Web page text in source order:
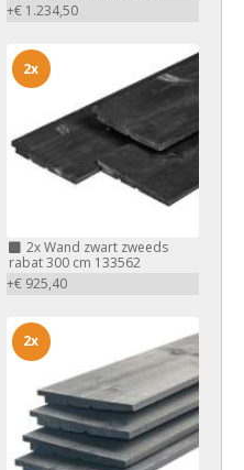
+€ 1.234,50
2xWand zwart zweeds
rabat 300 cm 133562
+€ 925,40
2x
2x